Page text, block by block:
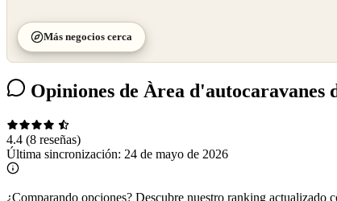
Más negocios cerca
Opiniones de Àrea d'autocaravanes
4.4 (8 reseñas)
Última sincronización: 24 de mayo de 2026
¿Comparando opciones? Descubre nuestro ranking actualizado